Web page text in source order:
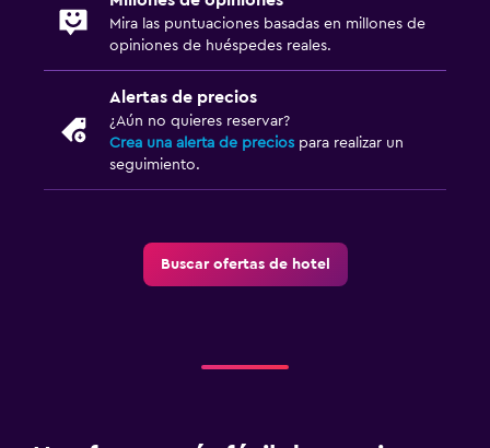
Mira las puntuaciones basadas en millones de
opiniones de huéspedes reales.
Alertas de precios
¿Aún no quieres reservar?
Crea una alerta de precios para realizar un
seguimiento.
Buscar ofertas de hotel